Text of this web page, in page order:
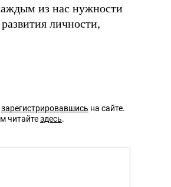
из нас нужности
личности,
зарегистрировавшись на сайте.
читайтездесь.